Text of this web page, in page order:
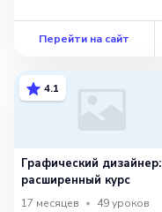
Перейти на сайт
4.1
Графический дизайнер:
расширенный курс
17 месяцев 49уроков